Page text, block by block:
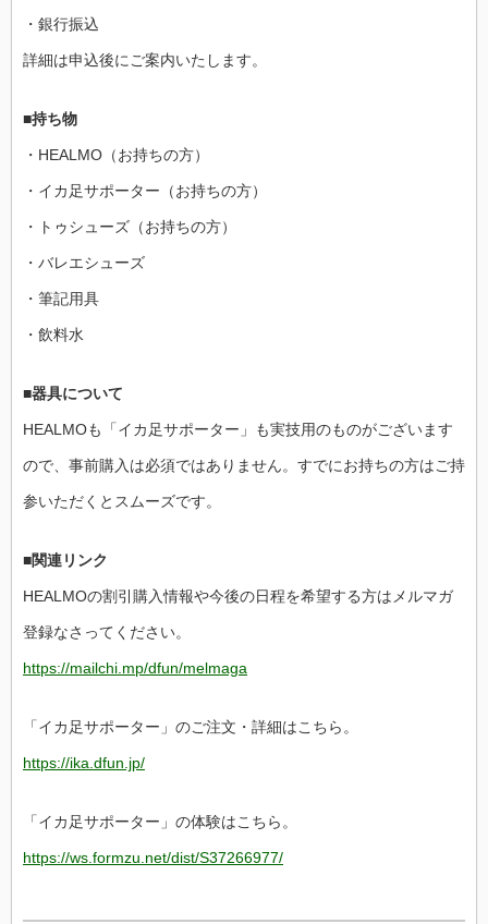
・銀行振込
詳細は申込後にご案内いたします。
■持ち物
・HEALMO（お持ちの方）
・イカ足サポーター（お持ちの方）
・トゥシューズ（お持ちの方）
・バレエシューズ
・筆記用具
・飲料水
■器具について
HEALMOも「イカ足サポーター」も実技用のものがございます
ので、事前購入は必須ではありません。すでにお持ちの方はご持
参いただくとスムーズです。
■関連リンク
HEALMOの割引購入情報や今後の日程を希望する方はメルマガ
登録なさってください。
https://mailchi.mp/dfun/melmaga
「イカ足サポーター」のご注文・詳細はこちら。
https://ika.dfun.jp/
「イカ足サポーター」の体験はこちら。
https://ws.formzu.net/dist/S37266977/